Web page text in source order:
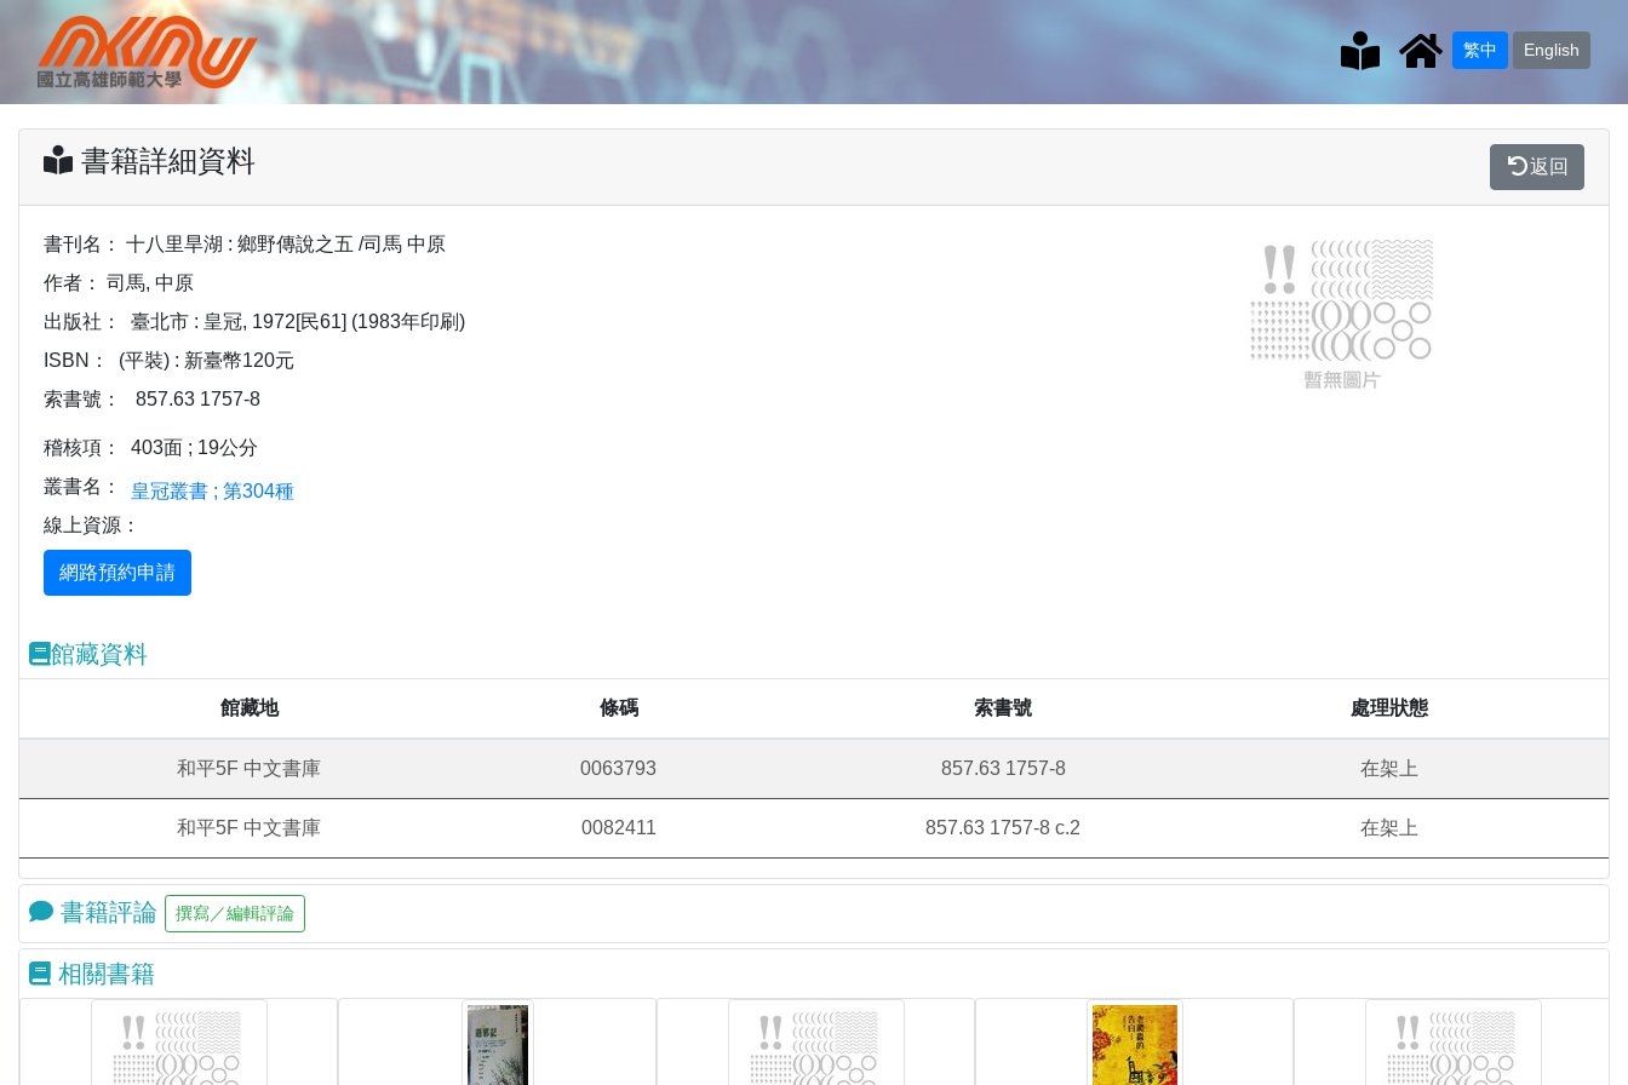
繁中 English
書籍詳細資料 返回
書刊名：
十八里旱湖 : 鄉野傳說之五 /司馬 中原
作者：
司馬, 中原
出版社：
臺北市 : 皇冠, 1972[民61] (1983年印刷)
ISBN：
(平裝) : 新臺幣120元
索書號：
857.63 1757-8
稽核項：
403面 ; 19公分
叢書名：
皇冠叢書 ; 第304種
線上資源：
Previous
館藏資料
館藏地 條碼 索書號 處理狀態
和平5F 中文書庫 0063793 857.63 1757-8 在架上
和平5F 中文書庫 0082411 857.63 1757-8 c.2 在架上
書籍評論
相關書籍